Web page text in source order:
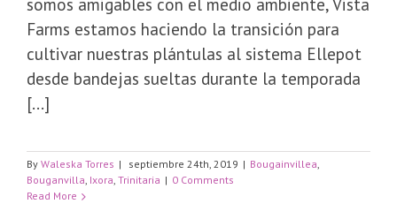
Farms estamos haciendo la transición para
cultivar nuestras plántulas al sistema Ellepot
desde bandejas sueltas durante la temporada
[...]
By Waleska Torres | septiembre 24th, 2019 | Bougainvillea,
Bouganvilla, Ixora, Trinitaria | 0 Comments
Read More